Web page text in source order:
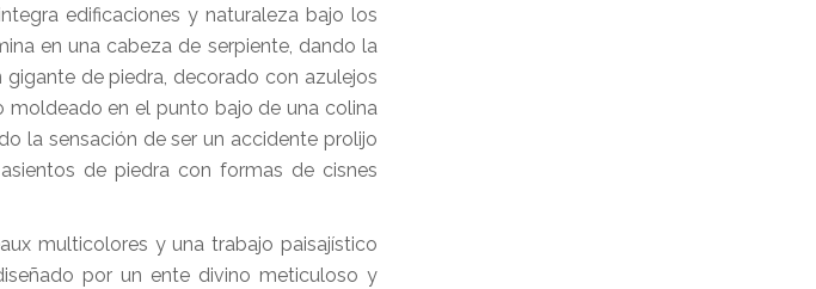
edificaciones y naturaleza bajo los
en una cabeza de serpiente, dando la
de piedra, decorado con azulejos
moldeado en el punto bajo de una colina
la sensación de ser un accidente prolijo
de piedra con formas de cisnes
multicolores y una trabajo paisajístico
por un ente divino meticuloso y